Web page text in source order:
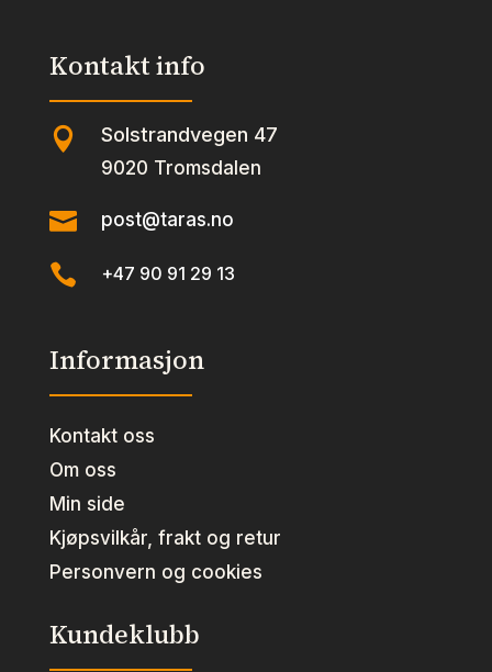
Kontakt info
 Solstrandvegen 47
9020 Tromsdalen
 post@taras.no
 +47 90 91 29 13
Informasjon
Kontakt oss
Om oss
Min side
Kjøpsvilkår, frakt og retur
Personvern og cookies
Kundeklubb